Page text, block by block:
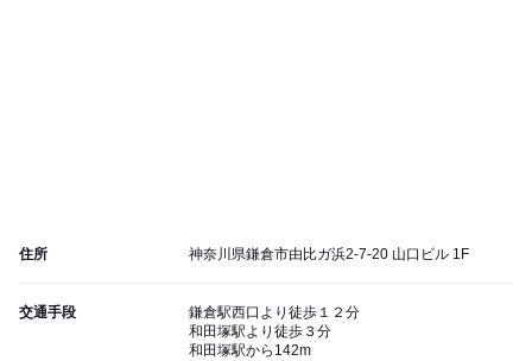
住所 神奈川県鎌倉市由比ガ浜2-7-20 山口ビル 1F
交通手段
鎌倉駅西口より徒歩１２分
和田塚駅より徒歩３分
和田塚駅から142m